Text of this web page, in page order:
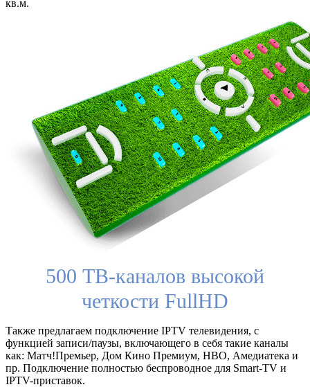
кв.м.
500 ТВ-каналов высокой
четкости FullHD
Также предлагаем подключение IPTV телевидения, с
функцией записи/паузы, включающего в себя такие каналы
как: Матч!Премьер, Дом Кино Премиум, HBO, Амедиатека и
пр. Подключение полностью беспроводное для Smart-TV и
IPTV-приставок.